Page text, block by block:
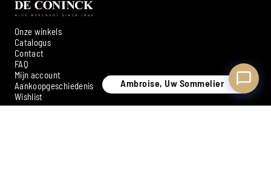
Onze winkels
Catalogus
Contact
FAQ
Mijn account
Aankoopgeschiedenis
Wishlist
Ambroise, Uw Sommelier